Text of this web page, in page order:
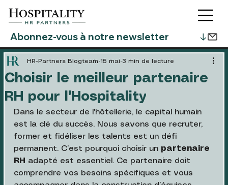
Choisir le meilleur partenaire
RH pour l'Hospitality
HR-Partners Blogteam 15 mai 3 min de lecture
Dans le secteur de l'hôtellerie, le capital humain
est la clé du succès. Nous savons que recruter,
former et fidéliser les talents est un défi
permanent. C’est pourquoi choisir un partenaire
RH adapté est essentiel. Ce partenaire doit
comprendre vos besoins spécifiques et vous